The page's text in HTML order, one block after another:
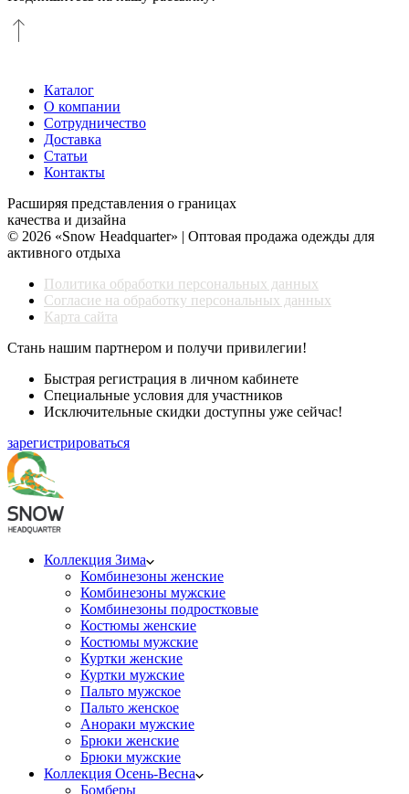
Каталог
О компании
Сотрудничество
Доставка
Статьи
Контакты
Расширяя представления о границах
качества и дизайна
© 2026 «Snow Headquarter» | Оптовая продажа одежды для
активного отдыха
Политика обработки персональных данных
Согласие на обработку персональных данных
Карта сайта
Стань нашим партнером и получи привилегии!
Быстрая регистрация в личном кабинете
Специальные условия для участников
Исключительные скидки доступны уже сейчас!
зарегистрироваться
Коллекция Зима
Комбинезоны женские
Комбинезоны мужские
Комбинезоны подростковые
Костюмы женские
Костюмы мужские
Куртки женские
Куртки мужские
Пальто мужское
Пальто женское
Анораки мужские
Брюки женские
Брюки мужские
Коллекция Осень-Весна
Бомберы